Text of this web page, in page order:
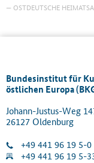
OSTDEUTSCHE
Bundesinstitut für
östlichen Europa
Johann-Justus-Weg
26127 Oldenburg
+49 441 96 19 5-0
+49 441 96 19 5-